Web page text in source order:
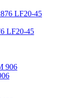
LF20-45